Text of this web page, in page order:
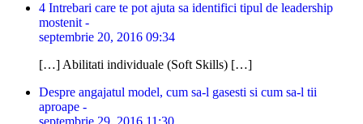
4 Intrebari care te pot ajuta sa identifici tipul de leadership
mostenit -
septembrie 20, 2016 09:34
[…] Abilitati individuale (Soft Skills) […]
Despre angajatul model, cum sa-l gasesti si cum sa-l tii
aproape -